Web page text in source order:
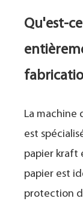
Qu'est-
La machine
est
papier kraft
papier est
protection